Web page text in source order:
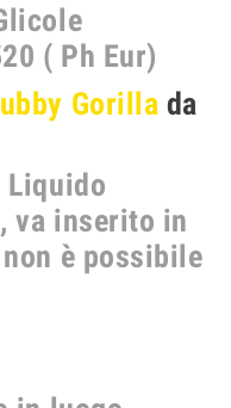
( Ph Eur)
Gorilla da
Liquido
, va inserito in
è possibile